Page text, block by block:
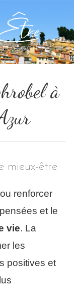
à
mieux-être
renforcer
et le
vie. La
les
positives et